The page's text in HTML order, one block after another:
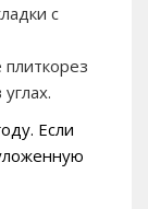
с
Если